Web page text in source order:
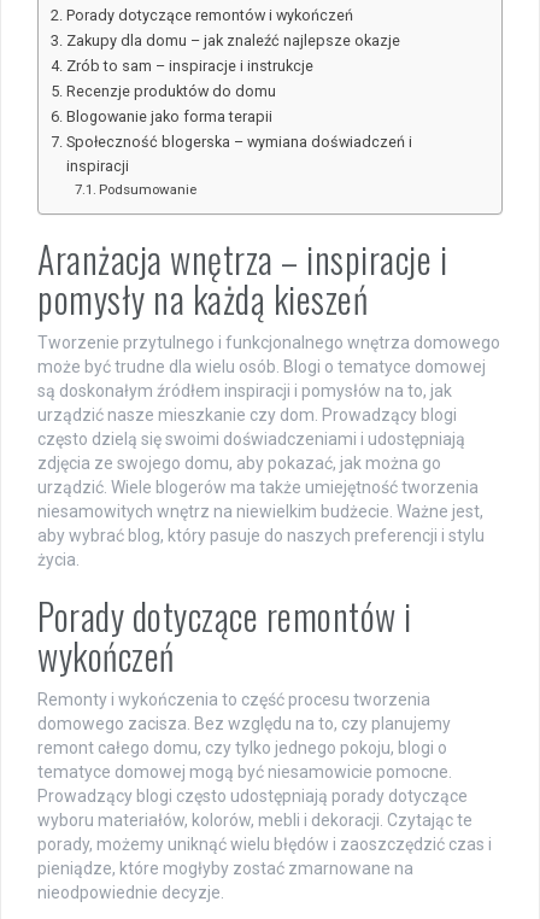
Porady dotyczące remontów i wykończeń
Zakupy dla domu – jak znaleźć najlepsze okazje
Zrób to sam – inspiracje i instrukcje
Recenzje produktów do domu
Blogowanie jako forma terapii
Społeczność blogerska – wymiana doświadczeń i
inspiracji
Podsumowanie
Aranżacja wnętrza – inspiracje i
pomysły na każdą kieszeń
Tworzenie przytulnego i funkcjonalnego wnętrza domowego
może być trudne dla wielu osób. Blogi o tematyce domowej
są doskonałym źródłem inspiracji i pomysłów na to, jak
urządzić nasze mieszkanie czy dom. Prowadzący blogi
często dzielą się swoimi doświadczeniami i udostępniają
zdjęcia ze swojego domu, aby pokazać, jak można go
urządzić. Wiele blogerów ma także umiejętność tworzenia
niesamowitych wnętrz na niewielkim budżecie. Ważne jest,
aby wybrać blog, który pasuje do naszych preferencji i stylu
życia.
Porady dotyczące remontów i
wykończeń
Remonty i wykończenia to część procesu tworzenia
domowego zacisza. Bez względu na to, czy planujemy
remont całego domu, czy tylko jednego pokoju, blogi o
tematyce domowej mogą być niesamowicie pomocne.
Prowadzący blogi często udostępniają porady dotyczące
wyboru materiałów, kolorów, mebli i dekoracji. Czytając te
porady, możemy uniknąć wielu błędów i zaoszczędzić czas i
pieniądze, które mogłyby zostać zmarnowane na
nieodpowiednie decyzje.